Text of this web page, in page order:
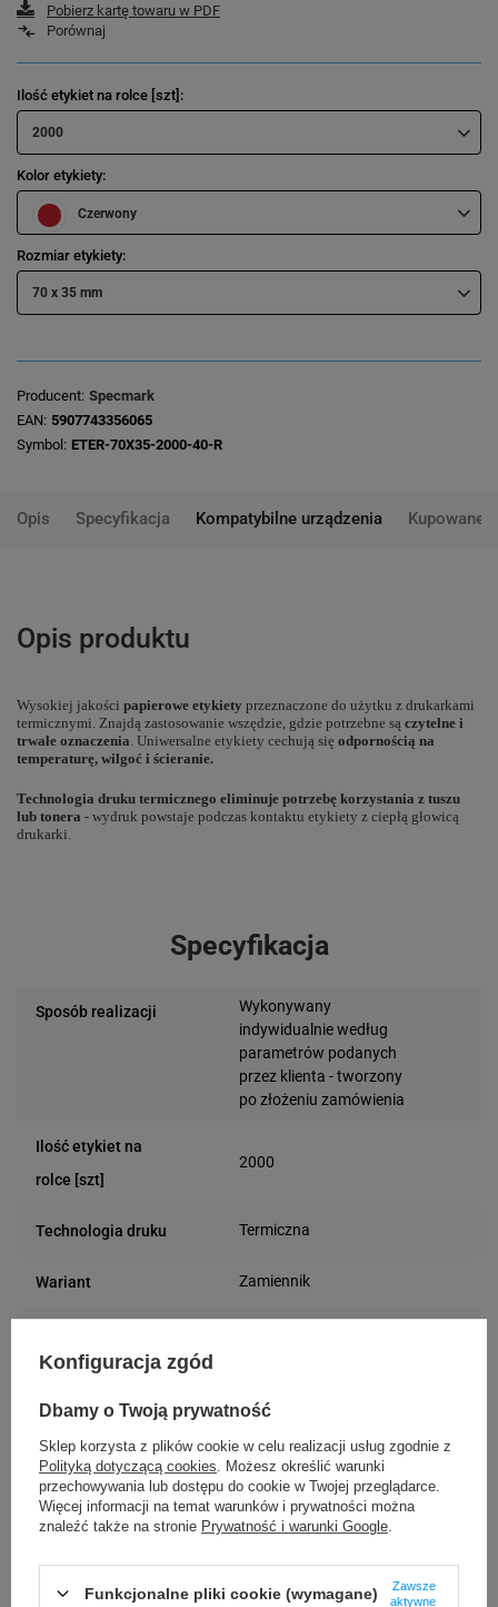
Pobierz kartę towaru w PDF
Porównaj
Ilość etykiet na rolce [szt]
2000
Kolor etykiety
Czerwony
Rozmiar etykiety
70 x 35 mm
Producent Specmark
EAN 5907743356065
Symbol ETER-70X35-2000-40-R
Opis Specyfikacja Kompatybilne urządzenia Kupowane
Opis produktu
Wysokiej jakości papierowe etykiety przeznaczone do użytku z drukarkami
termicznymi. Znajdą zastosowanie wszędzie, gdzie potrzebne są czytelne i
trwałe oznaczenia . Uniwersalne etykiety cechują się odpornością na
temperaturę, wilgoć i ścieranie.
Technologia druku termicznego eliminuje potrzebę korzystania z tuszu
lub tonera - wydruk powstaje podczas kontaktu etykiety z ciepłą głowicą
drukarki.
Specyfikacja
Sposób realizacji
Wykonywany
indywidualnie według
parametrów podanych
przez klienta - tworzony
po złożeniu zamówienia
Ilość etykiet na
rolce [szt]
2000
Technologia druku Termiczna
Wariant Zamiennik
Kolor etykiety Czerwony
Rodzaj etykiety Uniwersalna
Szerokość etykiety 70 mm
Konfiguracja zgód
Dbamy o Twoją prywatność
Sklep korzysta z plików cookie w celu realizacji usług zgodnie z
Polityką dotyczącą cookies . Możesz określić warunki
przechowywania lub dostępu do cookie w Twojej przeglądarce.
Więcej informacji na temat warunków i prywatności można
znaleźć także na stronie Prywatność i warunki Google
Funkcjonalne pliki cookie (wymagane)
Zawsze
aktywne